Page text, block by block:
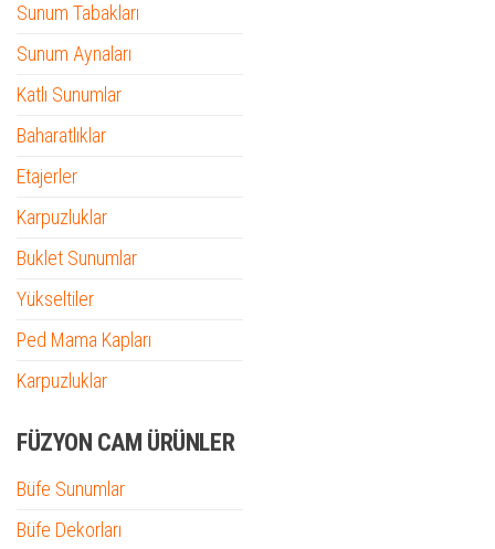
Sunum Tabakları
Sunum Aynaları
Katlı Sunumlar
Baharatlıklar
Etajerler
Karpuzluklar
Buklet Sunumlar
Yükseltiler
Ped Mama Kapları
Karpuzluklar
FÜZYON CAM ÜRÜNLER
Büfe Sunumlar
Büfe Dekorları